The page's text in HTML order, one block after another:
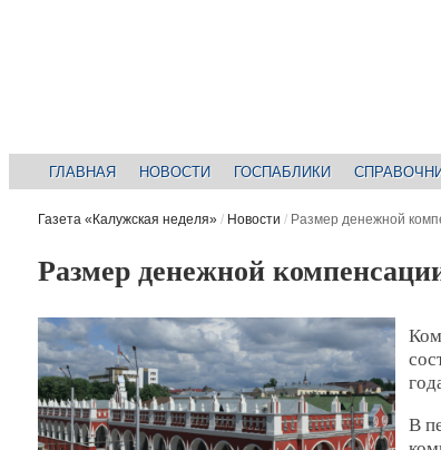
ГЛАВНАЯ НОВОСТИ ГОСПАБЛИКИ
Газета «Калужская неделя» / Новости / Размер денежной
Размер денежной
В